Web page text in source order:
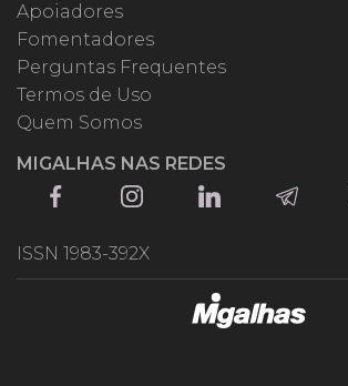
Apoiadores
Fomentadores
Perguntas Frequentes
Termos de Uso
Quem Somos
MIGALHAS NAS REDES
ISSN 1983-392X